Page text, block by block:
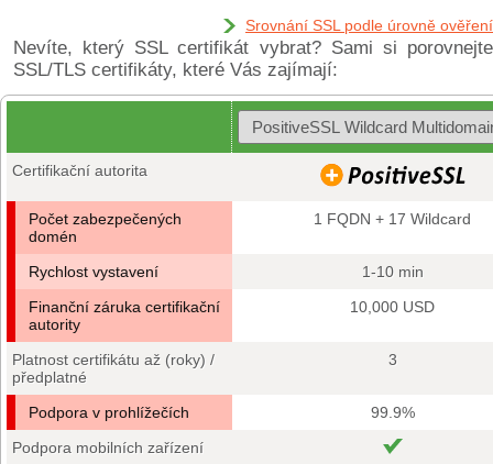
Srovnání SSL podle úrovně ověření
Nevíte, který SSL certifikát vybrat? Sami si porovnejte
SSL/TLS certifikáty, které Vás zajímají:
Certifikační autorita
Počet zabezpečených
domén
1 FQDN + 17 Wildcard
Rychlost vystavení
1-10 min
Finanční záruka certifikační
autority
10,000 USD
Platnost certifikátu až (roky) /
předplatné
3
Podpora v prohlížečích
99.9%
Podpora mobilních zařízení